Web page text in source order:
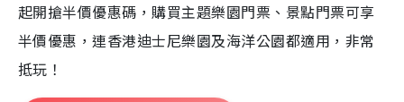
起開搶半價優惠碼，購買主題樂園門票、景點門票可享
半價優惠，連香港迪士尼樂園及海洋公園都適用，非常
抵玩！